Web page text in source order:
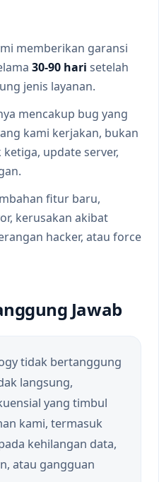
memberikan garansi
30-90 hari setelah
jenis layanan.
mencakup bug yang
kami kerjakan, bukan
update server,
fitur baru,
kerusakan akibat
hacker, atau force
Jawab
tidak bertanggung
langsung,
yang timbul
kami, termasuk
kehilangan data,
atau gangguan